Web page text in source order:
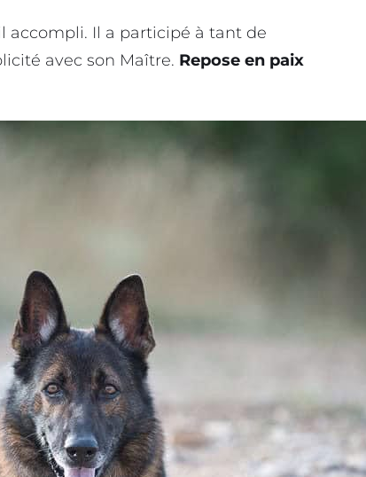
accompli. Il a participé à tant de
avec son Maître. Repose en paix